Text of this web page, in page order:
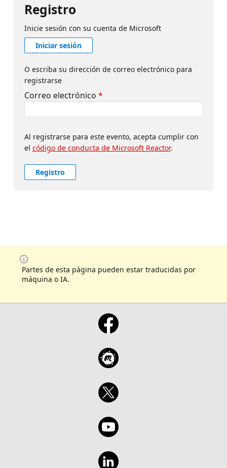
Registro
Inicie sesión con su cuenta de Microsoft
Iniciar sesión
O escriba su dirección de correo electrónico para
registrarse
Correo electrónico *
Al registrarse para este evento, acepta cumplir con
el código de conducta de Microsoft Reactor.
Registro
Partes de esta página pueden estar traducidas por
máquina o IA.